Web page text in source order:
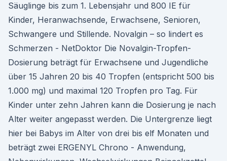
Säuglinge bis zum 1. Lebensjahr und 800 IE für
Kinder, Heranwachsende, Erwachsene, Senioren,
Schwangere und Stillende. Novalgin – so lindert es
Schmerzen - NetDoktor Die Novalgin-Tropfen-
Dosierung beträgt für Erwachsene und Jugendliche
über 15 Jahren 20 bis 40 Tropfen (entspricht 500 bis
1.000 mg) und maximal 120 Tropfen pro Tag. Für
Kinder unter zehn Jahren kann die Dosierung je nach
Alter weiter angepasst werden. Die Untergrenze liegt
hier bei Babys im Alter von drei bis elf Monaten und
beträgt zwei ERGENYL Chrono - Anwendung,